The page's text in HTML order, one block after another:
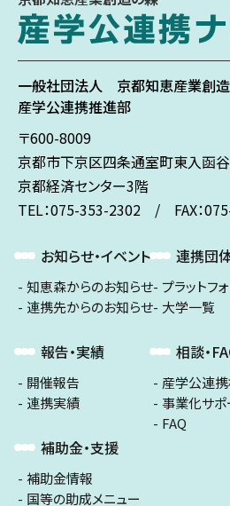
一般社団法人 京都知恵産業創
産学公連携推進部
〒600-8009
京都市下京区四条通室町東入函
京都経済センター3階
TEL：075-353-2302 / FAX：
お知らせ・イベント
知恵森からのお知らせ
連携先からのお知らせ
報告・実績
開催報告
連携実績
補助金・支援
補助金情報
国等の助成メニュー
連携団
プラットフ
大学一覧
相談・
産学公連
事業化サポ
FAQ